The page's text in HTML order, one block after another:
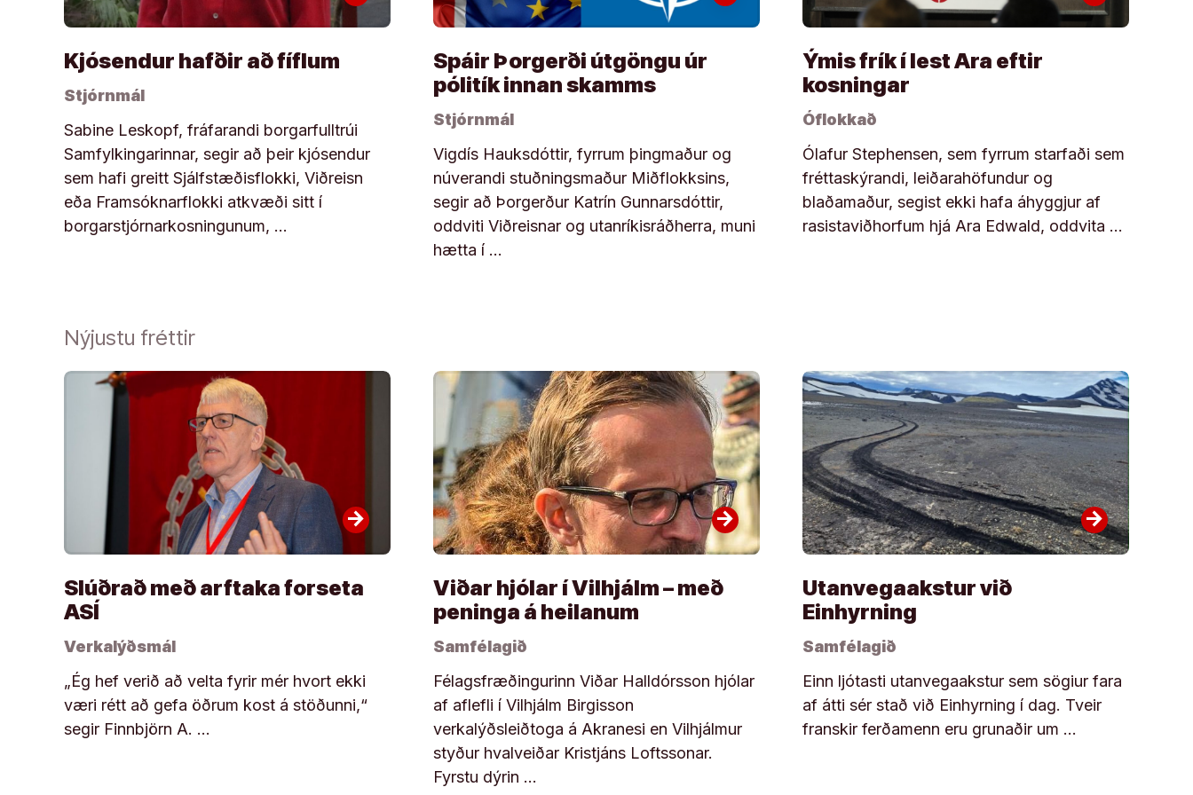
Kjósendur hafðir að fíflum
Stjórnmál
Sabine Leskopf, fráfarandi borgarfulltrúi
Samfylkingarinnar, segir að þeir kjósendur
sem hafi greitt Sjálfstæðisflokki, Viðreisn
eða Framsóknarflokki atkvæði sitt í
borgarstjórnarkosningunum, …
Spáir Þorgerði útgöngu úr
pólitík innan skamms
Stjórnmál
Vigdís Hauksdóttir, fyrrum þingmaður og
núverandi stuðningsmaður Miðflokksins,
segir að Þorgerður Katrín Gunnarsdóttir,
oddviti Viðreisnar og utanríkisráðherra, muni
hætta í …
Ýmis frík í lest Ara eftir
kosningar
Óflokkað
Ólafur Stephensen, sem fyrrum starfaði sem
fréttaskýrandi, leiðarahöfundur og
blaðamaður, segist ekki hafa áhyggjur af
rasistaviðhorfum hjá Ara Edwald, oddvita …
Nýjustu fréttir
arrow_forward
Slúðrað með arftaka forseta
ASÍ
Verkalýðsmál
„Ég hef verið að velta fyrir mér hvort ekki
væri rétt að gefa öðrum kost á stöðunni,“
segir Finnbjörn A. …
arrow_forward
Viðar hjólar í Vilhjálm – með
peninga á heilanum
Samfélagið
Félagsfræðingurinn Viðar Halldórsson hjólar
af aflefli í Vilhjálm Birgisson
verkalýðsleiðtoga á Akranesi en Vilhjálmur
styður hvalveiðar Kristjáns Loftssonar.
Fyrstu dýrin …
arrow_forward
Utanvegaakstur við
Einhyrning
Samfélagið
Einn ljótasti utanvegaakstur sem sögiur fara
af átti sér stað við Einhyrning í dag. Tveir
franskir ferðamenn eru grunaðir um …